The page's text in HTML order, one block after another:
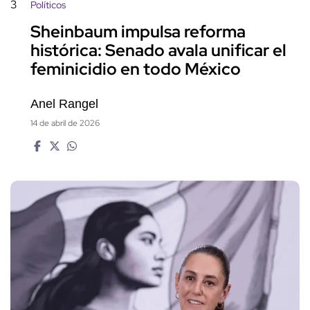
3 Políticos
Sheinbaum impulsa reforma
histórica: Senado avala unificar el
feminicidio en todo México
Anel Rangel
14 de abril de 2026